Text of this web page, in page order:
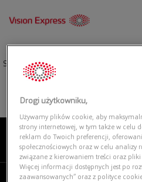
Strona główna|
O NAS
MOJE VISION EXPRESS
Drogi użytkowniku,
Używamy plików cookie, aby
strony internetowej, w tym także w celu
reklam do Twoich preferencji,
społecznościowych oraz w celu
związane z kierowaniem treści oraz
Więcej informacji dostępnych jest po
zaawansowanych” oraz z polityce